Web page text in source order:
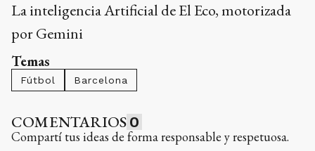
La inteligencia Artificial de El Eco, motorizada
por Gemini
Temas
Fútbol Barcelona
COMENTARIOS 0
Compartí tus ideas de forma responsable y respetuosa.